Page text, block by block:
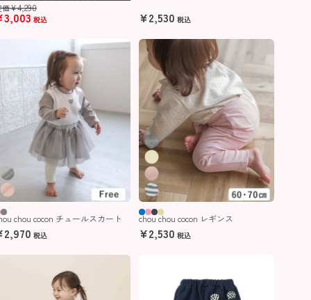
価¥4,290
3,003 税込 ¥2,530 税込
chou cocon チュールスカート
2,970 税込
chou chou cocon レギンス
¥2,530 税込